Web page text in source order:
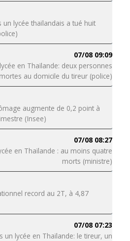
un lycée thaïlandais a tué huit
07/08 09:09
en Thaïlande: deux personnes
au domicile du tireur (police)
augmente de 0,2 point à
(Insee)
07/08 08:27
en Thaïlande : au moins quatre
morts (ministre)
record au 2T, à 4,87
07/08 07:23
un lycée en Thaïlande: le tireur, un